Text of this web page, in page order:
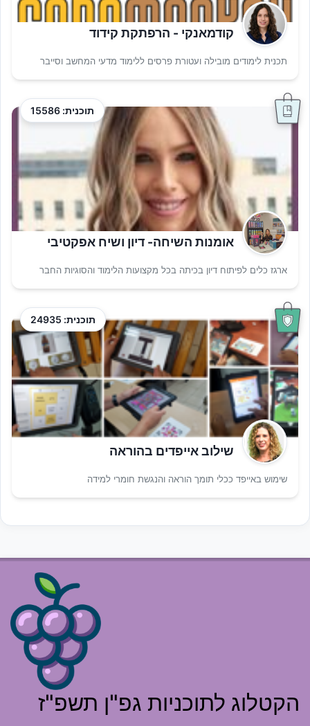
קודמאנקי - הרפתקת קידוד
תכנית לימודים מובילה ועטורת פרסים ללימוד מדעי המחשב וסייבר
תוכנית: 15586
אומנות השיחה- דיון ושיח אפקטיבי
ארגז כלים לפיתוח דיון בכיתה בכל מקצועות הלימוד והסוגיות החבר
תוכנית: 24935
שילוב אייפדים בהוראה
שימוש באייפד ככלי תומך הוראה והנגשת חומרי למידה
הקטלוג לתוכניות גפ"ן תשפ"ז